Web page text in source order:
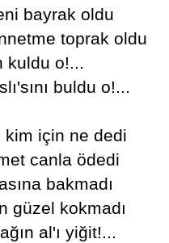
bayrak oldu
toprak oldu
kuldu o!...
buldu o!...
için ne dedi
canla ödedi
bakmadı
güzel kokmadı
al'ı yiğit!...